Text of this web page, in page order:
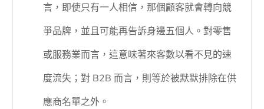
言，即使只有一人相信，那個顧客就會轉向競
爭品牌，並且可能再告訴身邊五個人。對零售
或服務業而言，這意味著來客數以看不見的速
度流失；對 B2B 而言，則等於被默默排除在供
應商名單之外。